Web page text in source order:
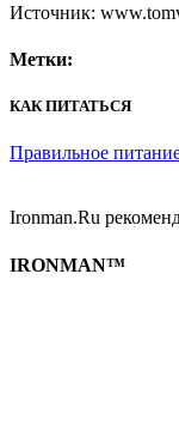
Источник:
Метки:
КАК ПИТАТЬСЯ
Правильное
Ironman.Ru
IRONMAN™